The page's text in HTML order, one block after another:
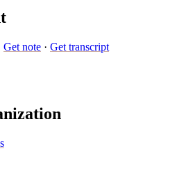
Get note · Get transcript